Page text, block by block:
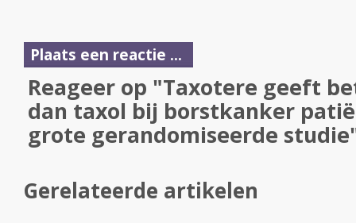
Plaats een reactie ...
Reageer op "Taxotere geeft
dan taxol bij borstkanker
grote gerandomiseerde
Gerelateerde artikelen